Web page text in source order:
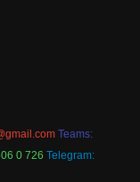
Teams:
0 726 Telegram: